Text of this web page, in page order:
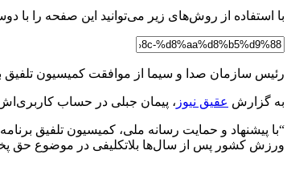
با استفاده از روش‌های زیر می‌توانید این صفحه را با
رئیس سازمان صدا و سیما از موافقت کمیسیون تلفیق
به گزارش عقیق نیوز ، پیمان جبلی در حساب
“با پیشنهاد و حمایت رسانه ملی، کمیسیون تلفیق
ورزش کشور پس از سال‌ها بلاتکلیفی در موضوع حق